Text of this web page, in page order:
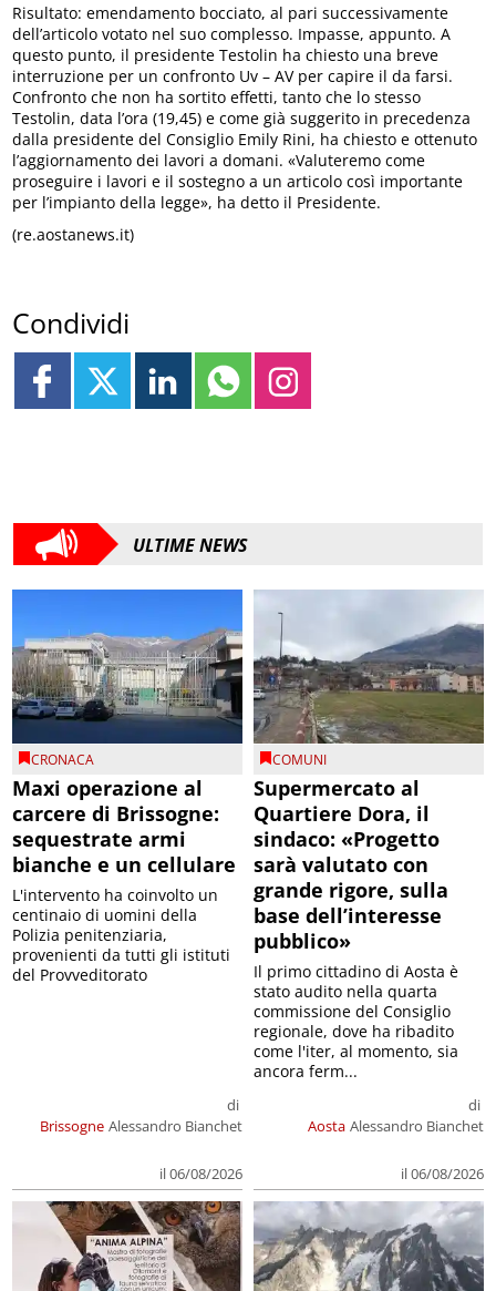
Risultato: emendamento bocciato, al pari successivamente
dell’articolo votato nel suo complesso. Impasse, appunto. A
questo punto, il presidente Testolin ha chiesto una breve
interruzione per un confronto Uv – AV per capire il da farsi.
Confronto che non ha sortito effetti, tanto che lo stesso
Testolin, data l’ora (19,45) e come già suggerito in precedenza
dalla presidente del Consiglio Emily Rini, ha chiesto e ottenuto
l’aggiornamento dei lavori a domani. «Valuteremo come
proseguire i lavori e il sostegno a un articolo così importante
per l’impianto della legge», ha detto il Presidente.
(re.aostanews.it)
Condividi
ULTIME NEWS
CRONACA
Maxi operazione al
carcere di Brissogne:
sequestrate armi
bianche e un cellulare
Brissogne
di
Alessandro Bianchet
il 06/08/2026
L'intervento ha coinvolto un
centinaio di uomini della
Polizia penitenziaria,
provenienti da tutti gli istituti
del Provveditorato
COMUNI
Supermercato al
Quartiere Dora, il
sindaco: «Progetto
sarà valutato con
grande rigore, sulla
base dell’interesse
pubblico»
Aosta
di
Alessandro Bianchet
il 06/08/2026
Il primo cittadino di Aosta è
stato audito nella quarta
commissione del Consiglio
regionale, dove ha ribadito
come l'iter, al momento, sia
ancora ferm...